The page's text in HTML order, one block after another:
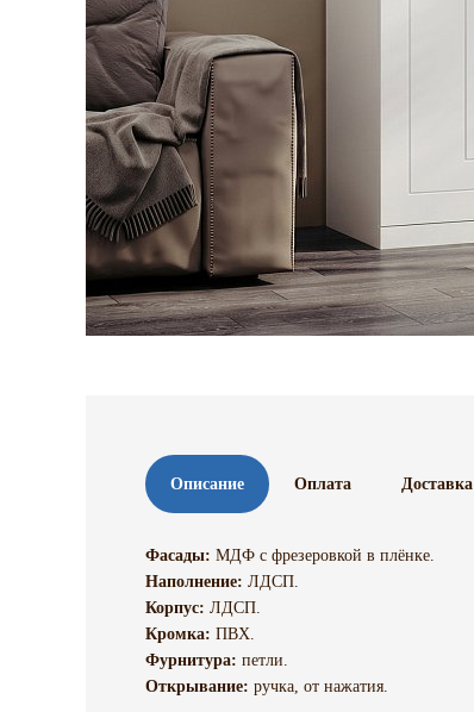
Описание Оплата Доставка
Фасады: МДФ c фрезеровкой в плёнке.
Наполнение: ЛДСП.
Корпус: ЛДСП.
Кромка: ПВХ.
Фурнитура: петли.
Открывание: ручка, от нажатия.